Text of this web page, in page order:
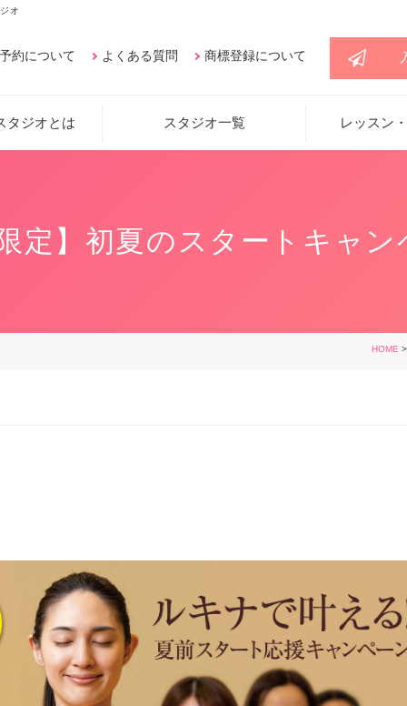
オ
約について よくある質問 商標登録について
タジオとは スタジオ一覧 レッスン
定】初夏のスタートキャン
HOME